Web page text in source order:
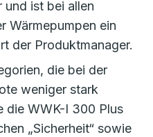
und ist bei allen
Wärmepumpen ein
der Produktmanager.
die bei der
weniger stark
die WWK-I 300 Plus
„Sicherheit“ sowie